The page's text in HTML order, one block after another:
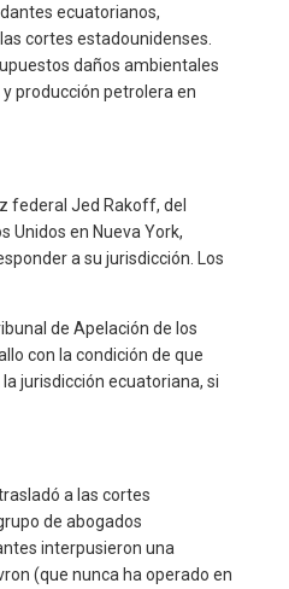
ecuatorianos,
cortes estadounidenses.
daños ambientales
producción petrolera en
federal Jed Rakoff, del
Unidos en Nueva York,
a su jurisdicción. Los
de Apelación de los
con la condición de que
jurisdicción ecuatoriana, si
a las cortes
de abogados
interpusieron una
(que nunca ha operado en